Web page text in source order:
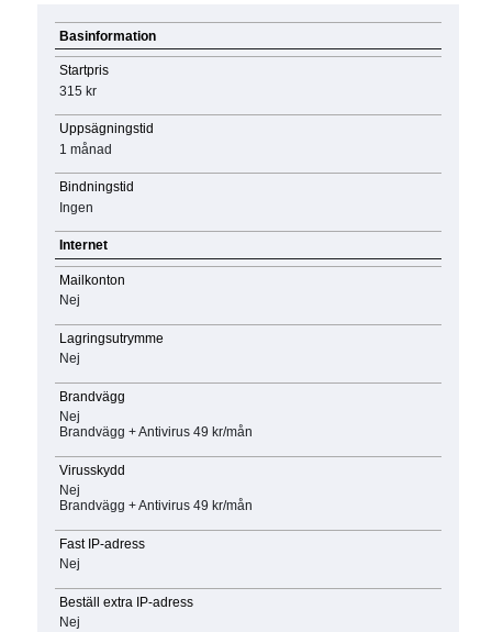
Basinformation
Startpris
315 kr
Uppsägningstid
1 månad
Bindningstid
Ingen
Internet
Mailkonton
Nej
Lagringsutrymme
Nej
Brandvägg
Nej
Brandvägg + Antivirus 49 kr/mån
Virusskydd
Nej
Brandvägg + Antivirus 49 kr/mån
Fast IP-adress
Nej
Beställ extra IP-adress
Nej